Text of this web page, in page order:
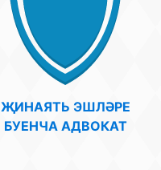
ҖИНАЯТЬ ЭШЛӘРЕ
БУЕНЧА АДВОКАТ